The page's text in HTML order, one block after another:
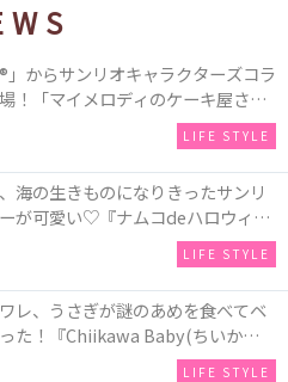
」からサンリオキャラクターズコラ
！「マイメロディのケーキ屋さ
アハウス8種類と、「シナモロール
ンド」などオルゴールで動く仕掛け
ル2種類♪
LIFE STYLE
海の生きものになりきったサンリ
が可愛い♡『ナムコdeハロウィン
ファンタジー～』全国のアミュー
ナムコ」「ナムコオンラインクレー
LIFE STYLE
レ、うさぎが謎のあめを食べてベ
た！『Chiikawa Baby(ちいかわベ
国14か所で開催！
LIFE STYLE